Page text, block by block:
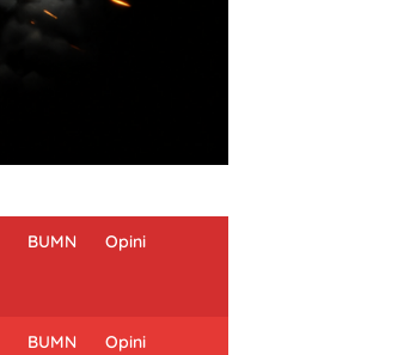
BUMN Opini
BUMN Opini